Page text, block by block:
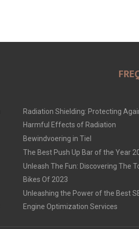
Radiation Shielding: Protecting
Harmful Effects of Radiation
Bewindvoering in Tiel
The Best Push Up Bar of the Year
Unleash The Fun: Discovering The
Bikes Of 2023
Unleashing the Power of the Best
Engine Optimization Services